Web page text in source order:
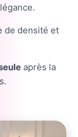
de densité et
après la